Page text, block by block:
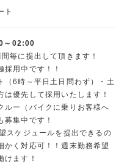
ト
～02:00
毎に提出して頂きます！
採用中です！！
（6時～平日土日問わず）・土
は優先して採用いたします！
ルー（バイクに乗りお客様へ
募集中です！
スケジュールを提出できるの
かく対応可！！週末勤務希望
けます！